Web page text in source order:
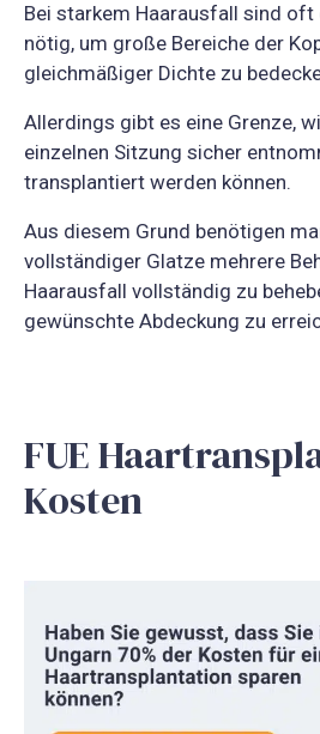
Bei starkem Haarausfall sind
nötig, um große Bereiche der
gleichmäßiger Dichte zu
Allerdings gibt es eine Grenze,
einzelnen Sitzung sicher
transplantiert werden können.
Aus diesem Grund benötigen
vollständiger Glatze mehrere
Haarausfall vollständig zu
gewünschte Abdeckung zu
FUE
Kosten